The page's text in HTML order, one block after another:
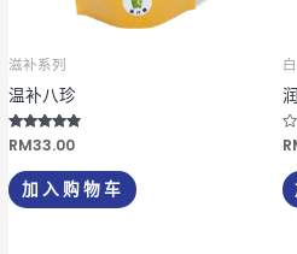
滋补系列
温补八珍
评分
4.67
&sol; 5
RM33.00
加入购物车
评
分
&
s
o